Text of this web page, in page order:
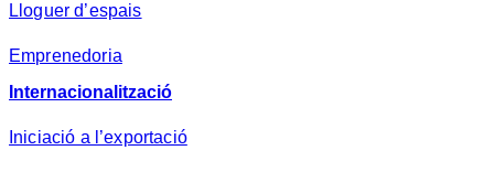
Lloguer d’espais
Emprenedoria
Internacionalització
Iniciació a l’exportació